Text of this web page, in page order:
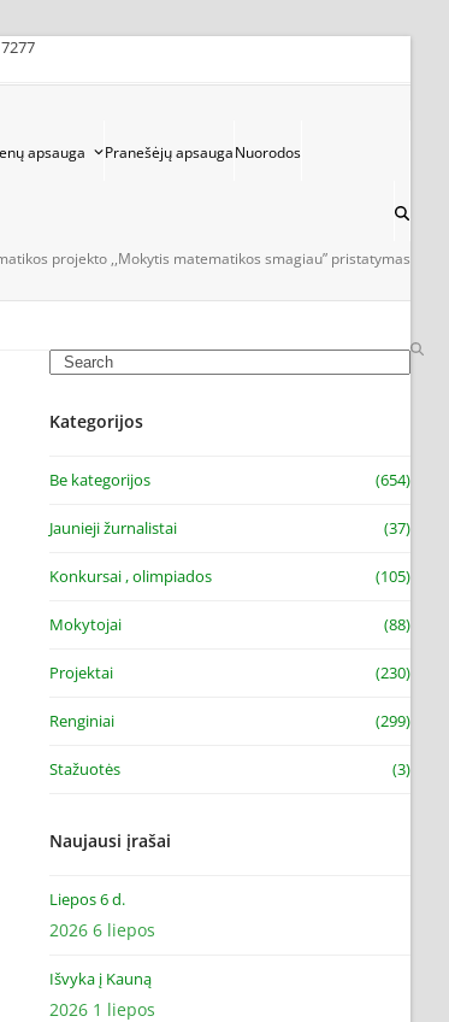
apsauga Pranešėjų apsaugaNuorodos
projekto ,,Mokytis matematikos smagiau” pristatymas
Search
Kategorijos
Be kategorijos (654)
Jaunieji žurnalistai (37)
Konkursai , olimpiados (105)
Mokytojai (88)
Projektai (230)
Renginiai (299)
Stažuotės (3)
Naujausi įrašai
Liepos 6 d.
2026 6 liepos
Išvyka į Kauną
2026 1 liepos